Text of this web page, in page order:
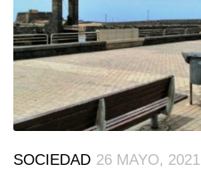
SOCIEDAD 26 MAYO, 2021